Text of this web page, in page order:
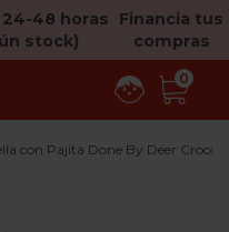
48 horas
stock)
Financia tus
compras
0
con Pajita Done By Deer Croco